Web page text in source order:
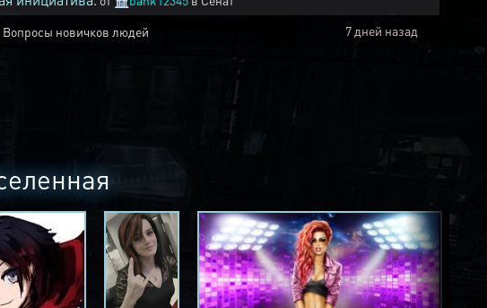
Вопросы новичков людей 7 дней назад